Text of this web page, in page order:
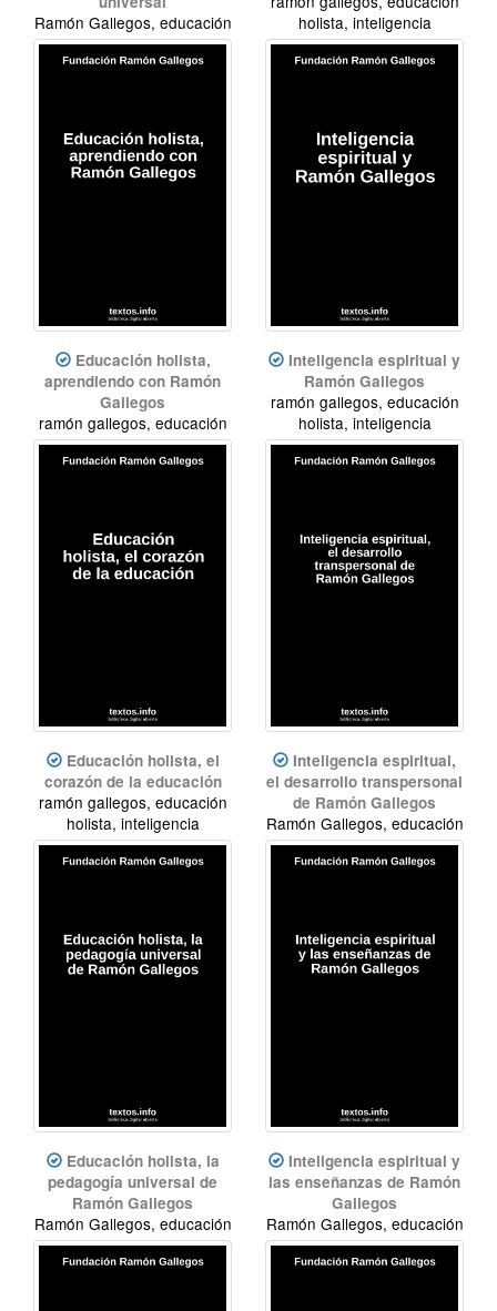
Ramón Gallegos, educación
holista, inteligencia
espiritual, meditación,
holista, inteligencia
espiritual
Educación holista,
aprendiendo con Ramón
Gallegos
ramón gallegos, educación
holista, inteligencia
espiritual
Inteligencia espiritual y
Ramón Gallegos
ramón gallegos, educación
holista, inteligencia
espiritual
Educación holista, el
corazón de la educación
ramón gallegos, educación
holista, inteligencia
espiritual
Inteligencia espiritual,
el desarrollo transpersonal
de Ramón Gallegos
Ramón Gallegos, educación
holista, inteligencia
espiritual
Educación holista, la
pedagogía universal de
Ramón Gallegos
Ramón Gallegos, educación
holista
Inteligencia espiritual y
las enseñanzas de Ramón
Gallegos
Ramón Gallegos, educación
holista, inteligencia
espiritual